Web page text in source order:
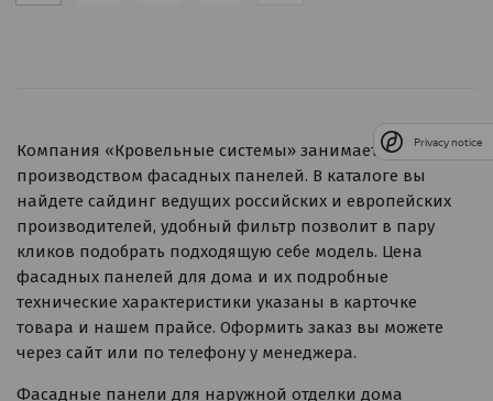
Компания «Кровельные системы» занимается
производством фасадных панелей. В каталоге вы
найдете сайдинг ведущих российских и европейских
производителей, удобный фильтр позволит в пару
кликов подобрать подходящую себе модель. Цена
фасадных панелей для дома и их подробные
технические характеристики указаны в карточке
товара и нашем прайсе. Оформить заказ вы можете
через сайт или по телефону у менеджера.
Фасадные панели для наружной отделки дома
Privacy notice